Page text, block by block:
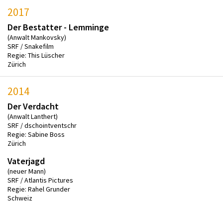
2017
Der Bestatter - Lemminge
(Anwalt Mankovsky)
SRF / Snakefilm
Regie: This Lüscher
Zürich
2014
Der Verdacht
(Anwalt Lanthert)
SRF / dschointventschr
Regie: Sabine Boss
Zürich
Vaterjagd
(neuer Mann)
SRF / Atlantis Pictures
Regie: Rahel Grunder
Schweiz